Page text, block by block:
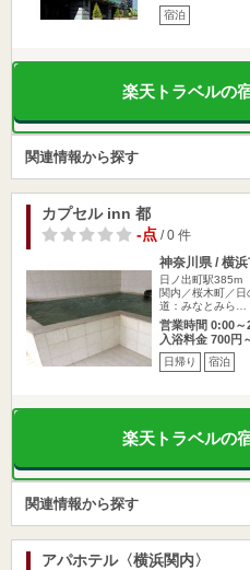
宿泊
楽天トラベルの
関連情報から探す
カプセル inn 都
-点/ 0 件
神奈川県 / 横
日ノ出町駅385m
関内／桜木町／
道：みなとみら…
営業時間 0:00～
入浴料金 700円
日帰り 宿泊
楽天トラベルの
関連情報から探す
アパホテル〈横浜関内〉